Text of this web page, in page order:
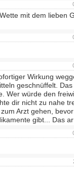
mit dem lieben
Wirkung
geschnüffelt.
Wer würde den
dir nicht zu nahe
Arzt gehen,
gibt... Das